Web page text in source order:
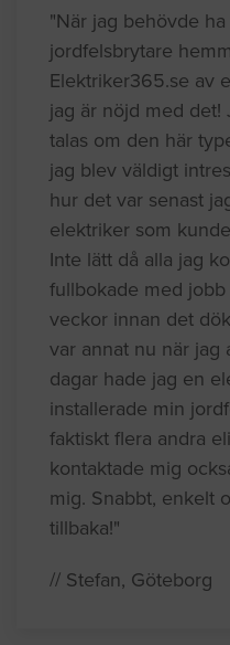
"När jag behövde
jordfelsbrytare
Elektriker365.se av
jag är nöjd med
talas om den här
jag blev väldigt
hur det var senast
elektriker som
Inte lätt då alla jag
fullbokade med
veckor innan det
var annat nu när jag
dagar hade jag en
installerade min
faktiskt flera andra
kontaktade mig
mig. Snabbt, enkelt
tillbaka!"
// Stefan, Göteborg